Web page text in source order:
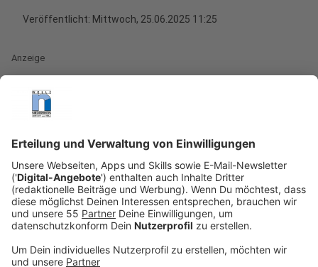
Veröffentlicht: Mittwoch, 25.06.2025 11:25
Anzeige
Noch in diesem Jahr will
deutlich ausweiten. Geplant ist der Einsatz einer KI, die
eigenständig Social-Media-Kanäle und sogar
verschlüsselte Foren durchforstet, um Hinweise auf
Anschlagspläne zu finden. Die KI soll außerdem in der
Lage sein, Nachrichten in Echtzeit zu übersetzen.
Dafür wird im Rhein-Erft-Kreis eine spezielle
Hardware-Anlage installiert. Ziel ist es, Massendaten
effizienter auszuwerten und so die Ermittlungsarbeit